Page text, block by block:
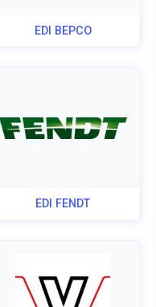
EDI BEPCO
EDI FENDT